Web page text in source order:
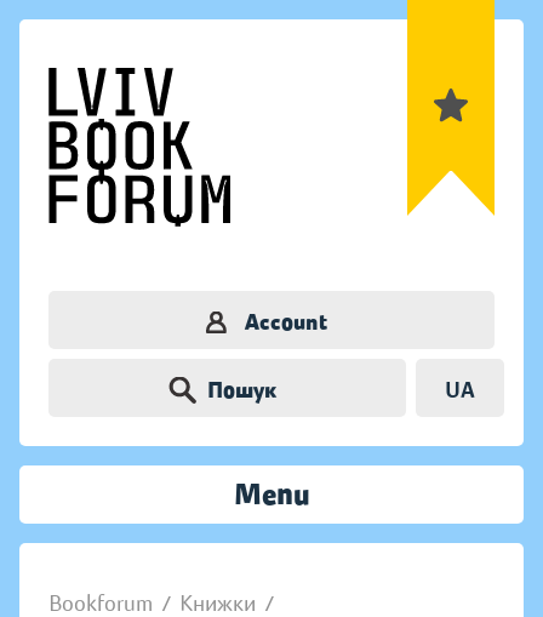
Account
Пошук UA
Menu
Bookforum / Книжки /